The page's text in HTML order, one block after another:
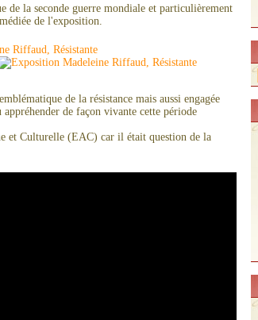
de la seconde guerre mondiale et particulièrement
de l'exposition.
de la résistance mais aussi engagée
de façon vivante cette période
et Culturelle (EAC) car il était question de la